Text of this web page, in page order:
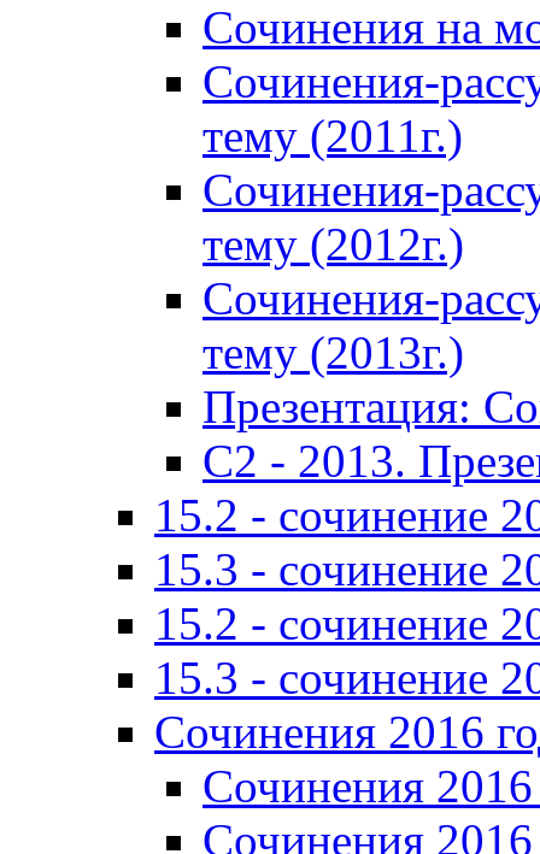
Сочинения на
Сочинения-
тему (2011г.)
Сочинения-
тему (2012г.)
Сочинения-
тему (2013г.)
Презентация:
C2 - 2013.
15.2 - сочинение
15.3 - сочинение
15.2 - сочинение
15.3 - сочинение
Сочинения 2016
Сочинения
Сочинения